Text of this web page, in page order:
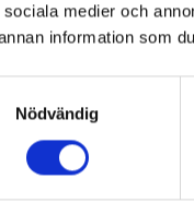
sociala medier och
information som
Nödvändig